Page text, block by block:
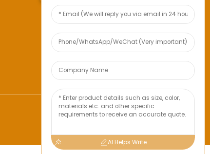
AI Helps Write